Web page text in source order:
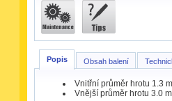
Popis Obsah balení
Vnitřní průměr hrotu 1.3
Vnější průměr hrotu 3.0